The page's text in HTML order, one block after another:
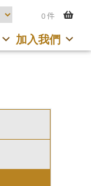
0 件
加入我們